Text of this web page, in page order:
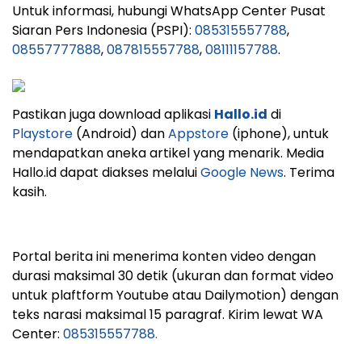
Untuk informasi, hubungi WhatsApp Center Pusat
Siaran Pers Indonesia (PSPI): 085315557788,
08557777888,087815557788,08111157788.
Pastikan juga download aplikasi Hallo.id di
Playstore (Android) danAppstore (iphone), untuk
mendapatkan aneka artikel yang menarik. Media
Hallo.id dapat diakses melaluiGoogle News. Terima
kasih.
Portal berita ini menerima konten video dengan
durasi maksimal 30 detik (ukuran dan format video
untuk plaftform Youtube atau Dailymotion) dengan
teks narasi maksimal 15 paragraf. Kirim lewat WA
Center: 085315557788.